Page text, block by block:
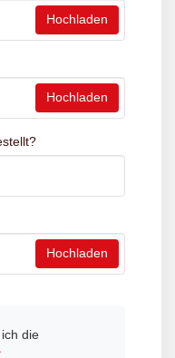
Hochladen
Hochladen
Hochladen
die